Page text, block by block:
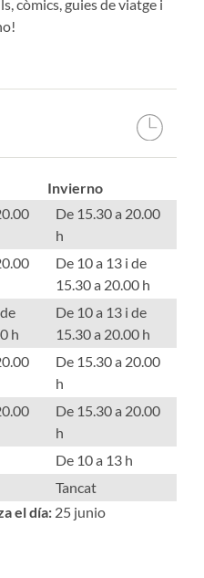
còmics, guies de viatge i
Invierno
De 15.30 a 20.00
h
De 10 a 13 i de
15.30 a 20.00 h
h
De 10 a 13 i de
15.30 a 20.00 h
De 15.30 a 20.00
h
De 15.30 a 20.00
h
De 10 a 13 h
Tancat
el día: 25 junio